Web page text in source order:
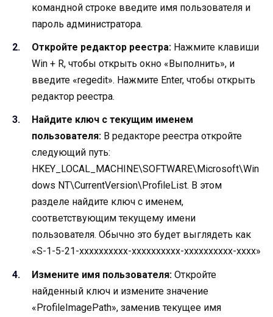
командной строке введите имя пользователя и
пароль администратора.
Откройте редактор реестра: Нажмите клавиши
Win + R, чтобы открыть окно «Выполнить», и
введите «regedit». Нажмите Enter, чтобы открыть
редактор реестра.
Найдите ключ с текущим именем
пользователя: В редакторе реестра откройте
следующий путь:
HKEY_LOCAL_MACHINE\SOFTWARE\Microsoft\Win
dows NT\CurrentVersion\ProfileList. В этом
разделе найдите ключ с именем,
соответствующим текущему имени
пользователя. Обычно это будет выглядеть как
«S-1-5-21-xxxxxxxxxx-xxxxxxxxxx-xxxxxxxxxx-xxxx»
Измените имя пользователя: Откройте
найденный ключ и измените значение
«ProfileImagePath», заменив текущее имя